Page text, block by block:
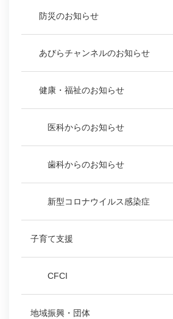
防災のお知らせ
あびらチャンネルのお知らせ
健康・福祉のお知らせ
医科からのお知らせ
歯科からのお知らせ
新型コロナウイルス感染症
子育て支援
CFCI
地域振興・団体